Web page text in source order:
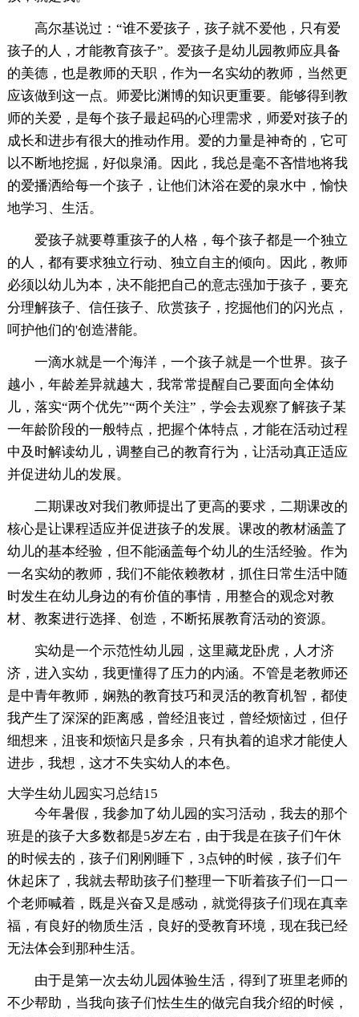
高尔基说过：“谁不爱孩子，孩子就不爱他，只有爱
孩子的人，才能教育孩子”。爱孩子是幼儿园教师应具备
的美德，也是教师的天职，作为一名实幼的教师，当然更
应该做到这一点。师爱比渊博的知识更重要。能够得到教
师的关爱，是每个孩子最起码的心理需求，师爱对孩子的
成长和进步有很大的推动作用。爱的力量是神奇的，它可
以不断地挖掘，好似泉涌。因此，我总是毫不吝惜地将我
的爱播洒给每一个孩子，让他们沐浴在爱的泉水中，愉快
地学习、生活。
爱孩子就要尊重孩子的人格，每个孩子都是一个独立
的人，都有要求独立行动、独立自主的倾向。因此，教师
必须以幼儿为本，决不能把自己的意志强加于孩子，要充
分理解孩子、信任孩子、欣赏孩子，挖掘他们的闪光点，
呵护他们的'创造潜能。
一滴水就是一个海洋，一个孩子就是一个世界。孩子
越小，年龄差异就越大，我常常提醒自己要面向全体幼
儿，落实“两个优先”“两个关注”，学会去观察了解孩子某
一年龄阶段的一般特点，把握个体特点，才能在活动过程
中及时解读幼儿，调整自己的教育行为，让活动真正适应
并促进幼儿的发展。
二期课改对我们教师提出了更高的要求，二期课改的
核心是让课程适应并促进孩子的发展。课改的教材涵盖了
幼儿的基本经验，但不能涵盖每个幼儿的生活经验。作为
一名实幼的教师，我们不能依赖教材，抓住日常生活中随
时发生在幼儿身边的有价值的事情，用整合的观念对教
材、教案进行选择、创造，不断拓展教育活动的资源。
实幼是一个示范性幼儿园，这里藏龙卧虎，人才济
济，进入实幼，我更懂得了压力的内涵。不管是老教师还
是中青年教师，娴熟的教育技巧和灵活的教育机智，都使
我产生了深深的距离感，曾经沮丧过，曾经烦恼过，但仔
细想来，沮丧和烦恼只是多余，只有执着的追求才能使人
进步，我想，这才不失实幼人的本色。
大学生幼儿园实习总结15
今年暑假，我参加了幼儿园的实习活动，我去的那个
班是的孩子大多数都是5岁左右，由于我是在孩子们午休
的时候去的，孩子们刚刚睡下，3点钟的时候，孩子们午
休起床了，我就去帮助孩子们整理一下听着孩子们一口一
个老师喊着，既是兴奋又是感动，就觉得孩子们现在真幸
福，有良好的物质生活，良好的受教育环境，现在我已经
无法体会到那种生活。
由于是第一次去幼儿园体验生活，得到了班里老师的
不少帮助，当我向孩子们怯生生的做完自我介绍的时候，